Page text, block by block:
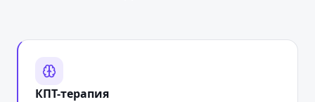
КПТ-терапия